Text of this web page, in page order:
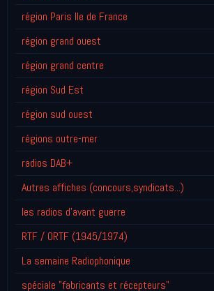
région Paris Ile de France
région grand ouest
région grand centre
région Sud Est
région sud ouest
régions outre-mer
radios DAB+
Autres affiches (concours,syndicats...)
les radios d'avant guerre
RTF / ORTF (1945/1974)
La semaine Radiophonique
spéciale "fabricants et récepteurs"